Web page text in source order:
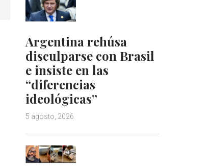
Argentina rehúsa
disculparse con Brasil
e insiste en las
“diferencias
ideológicas”
5 agosto, 2026